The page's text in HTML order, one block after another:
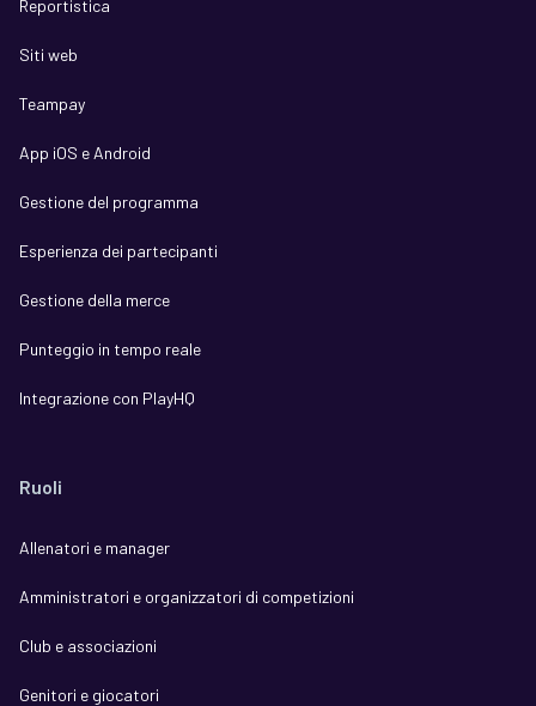
Reportistica
Siti web
Teampay
App iOS e Android
Gestione del programma
Esperienza dei partecipanti
Gestione della merce
Punteggio in tempo reale
Integrazione con PlayHQ
Ruoli
Allenatori e manager
Amministratori e organizzatori di competizioni
Club e associazioni
Genitori e giocatori